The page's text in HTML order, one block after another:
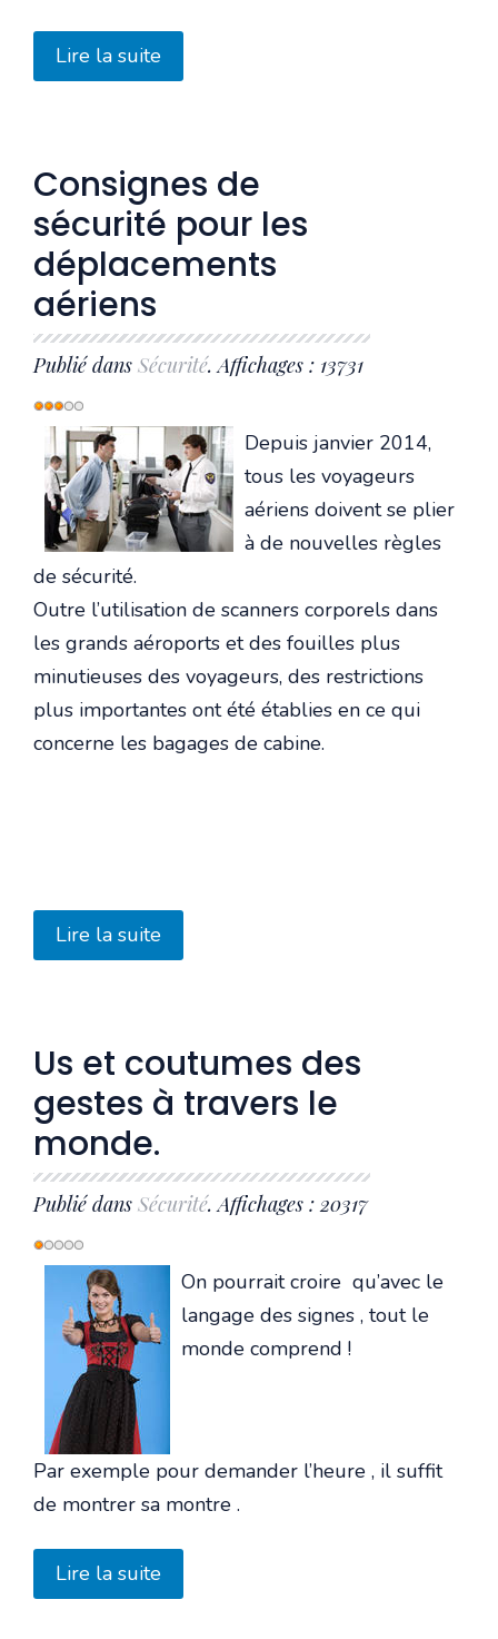
Lire la suite
Consignes de
sécurité pour les
déplacements
aériens
Publié dans Sécurité. Affichages : 13731
Vote
utilisateur: 3 5
Depuis janvier 2014,
tous les voyageurs
aériens doivent se plier
à de nouvelles règles
de sécurité.
Outre l’utilisation de scanners corporels dans
les grands aéroports et des fouilles plus
minutieuses des voyageurs, des restrictions
plus importantes ont été établies en ce qui
concerne les bagages de cabine.
Lire la suite
Us et coutumes des
gestes à travers le
monde.
Publié dans Sécurité. Affichages : 20317
Vote
utilisateur:
On pourrait croire qu’avec le
langage des signes , tout le
monde comprend !
Par exemple pour demander l’heure , il suffit
de montrer sa montre .
Lire la suite